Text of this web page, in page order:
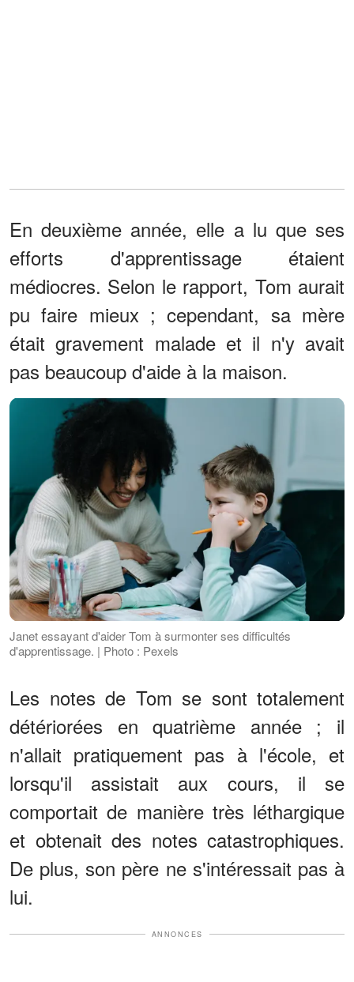
En deuxième année, elle a lu que ses
efforts d'apprentissage étaient
médiocres. Selon le rapport, Tom aurait
pu faire mieux ; cependant, sa mère
était gravement malade et il n'y avait
pas beaucoup d'aide à la maison.
Janet essayant d'aider Tom à surmonter ses difficultés
d'apprentissage. | Photo : Pexels
Les notes de Tom se sont totalement
détériorées en quatrième année ; il
n'allait pratiquement pas à l'école, et
lorsqu'il assistait aux cours, il se
comportait de manière très léthargique
et obtenait des notes catastrophiques.
De plus, son père ne s'intéressait pas à
lui.
ANNONCES